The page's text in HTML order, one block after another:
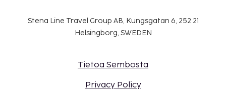
Stena Line Travel Group AB, Kungsgatan 6, 252 21
Helsingborg, SWEDEN
Tietoa Sembosta
Privacy Policy